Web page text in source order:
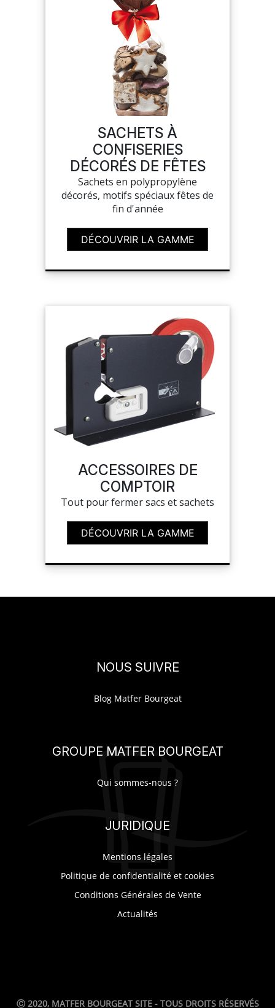
SACHETS À
CONFISERIES
DÉCORÉS DE FÊTES
Sachets en polypropylène
décorés, motifs spéciaux fêtes de
fin d'année
DÉCOUVRIR LA GAMME
ACCESSOIRES DE
COMPTOIR
Tout pour fermer sacs et sachets
DÉCOUVRIR LA GAMME
NOUS SUIVRE
Blog Matfer Bourgeat
GROUPE MATFER BOURGEAT
Qui sommes-nous ?
JURIDIQUE
Mentions légales
Politique de confidentialité et cookies
Conditions Générales de Vente
Actualités
Ⓒ 2020, MATFER BOURGEAT SITE - TOUS DROITS RÉSERVÉS